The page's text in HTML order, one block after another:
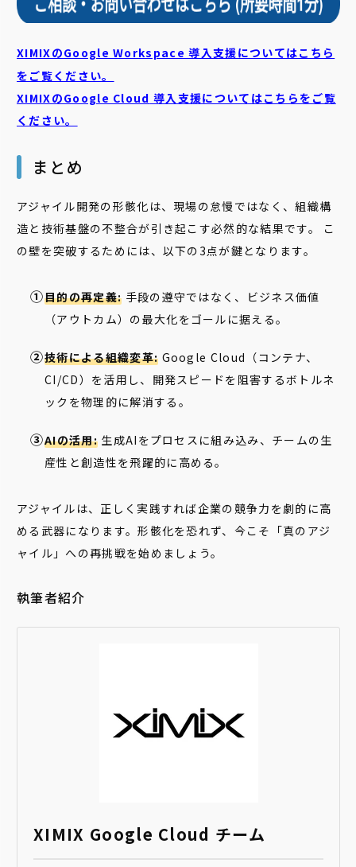
XIMIXのGoogle Workspace 導入支援についてはこちら
をご覧ください。
XIMIXのGoogle Cloud 導入支援についてはこちらをご覧
ください。
まとめ
アジャイル開発の形骸化は、現場の怠慢ではなく、組織構
造と技術基盤の不整合が引き起こす必然的な結果です。 こ
の壁を突破するためには、以下の3点が鍵となります。
目的の再定義: 手段の遵守ではなく、ビジネス価値
（アウトカム）の最大化をゴールに据える。
技術による組織変革: Google Cloud（コンテナ、
CI/CD）を活用し、開発スピードを阻害するボトルネ
ックを物理的に解消する。
AIの活用:生成AIをプロセスに組み込み、チームの生
産性と創造性を飛躍的に高める。
アジャイルは、正しく実践すれば企業の競争力を劇的に高
める武器になります。形骸化を恐れず、今こそ「真のアジ
ャイル」への再挑戦を始めましょう。
執筆者紹介
XIMIX Google Cloud チーム